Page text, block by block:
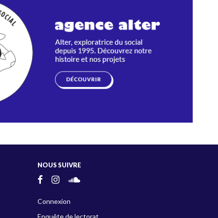
NOUS SUIVRE
Connexion
Enquête de lectorat